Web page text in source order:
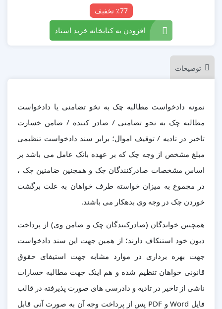
٪77 تخفیف
افزودن به کتابخانه خرید اسناد
توضیحات
نمونه دادخواست مطالبه چک به نخو تضامنی یا دادخواست
مطالبه چک به نحو تضامنی / صادر کننده / ضامن خسارت
تاخیر در تادیه / توقیف اموال؛ برابر سند دادخواست تنظیمی
مبلغ مشخص از وجه چک که بر عهده بانک عامل می باشد بر
اساس مشخصات صادرکنندگان چک و همچنین ضامنین چک ،
در مجموع به میزان خواسته طرف خواهان به علت برگشت
خوردن چک در وجه وی بدهکار می باشند.
همچنین خواندگان (صادرکنندگان چک و ضامن وی) از پرداخت
دیون خود استنکاف دارند؛ از همین جهت این سند دادخواست
جهت بهره برداری در موارد مشابه جهت استیفای حقوق
قانونی خواهان تنظیم شده و هم اینک جهت مطالبه خسارات
ناشی از تاخیر در تادیه و دادرسی های صورت پذیرفته در قالب
فایل Word و PDF پس از پرداخت وجه آن به صورت آنی قابل